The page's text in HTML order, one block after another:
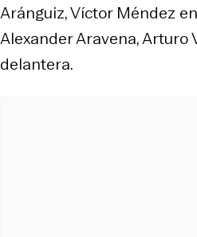
Aránguiz, Víctor Méndez
Alexander Aravena, Arturo
delantera.